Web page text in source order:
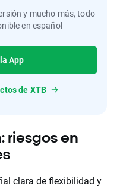
y mucho más, todo
en español
App
de XTB
riesgos en
clara de flexibilidad y